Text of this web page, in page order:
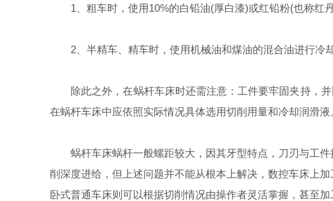
1、粗车时，使用10%的白铅油(厚白漆)或红铅粉(也称红丹
2、半精车、精车时，使用机械油和煤油的混合油进行冷却
除此之外，在蜗杆车床时还需注意：工件要牢固夹持，并
在蜗杆车床中应依照实际情况具体选用切削用量和冷却润滑液
蜗杆车床蜗杆一般螺距较大，因其牙型特点，刀刃与工件
削深度进给，但上述问题并不能从根本上解决，数控车床上
卧式普通车床则可以根据切削情况由操作者灵活掌握，甚至